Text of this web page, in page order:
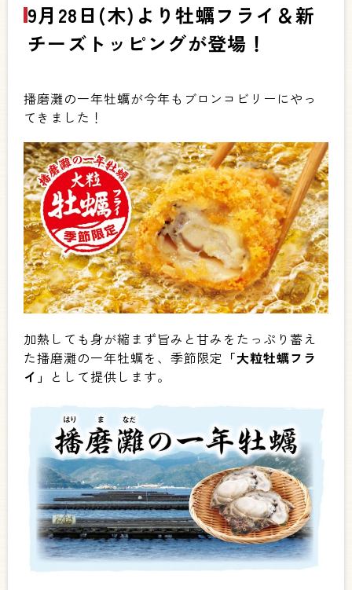
9月28日(木)より牡蠣フライ＆新
チーズトッピングが登場！
播磨灘の一年牡蠣が今年もブロンコビリーにやっ
てきました！
加熱しても身が縮まず旨みと甘みをたっぷり蓄え
た播磨灘の一年牡蠣を、季節限定 「大粒牡蠣フラ
イ」 として提供します。